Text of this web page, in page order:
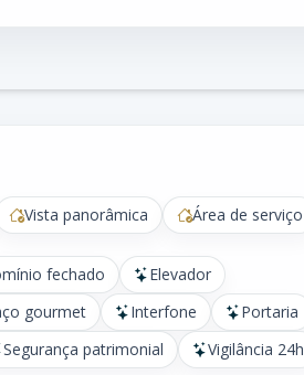
Vista panorâmica Área de serviço
fechado
Elevador
gourmet Interfone
Portaria
Segurança patrimonial
Vigilância 24h